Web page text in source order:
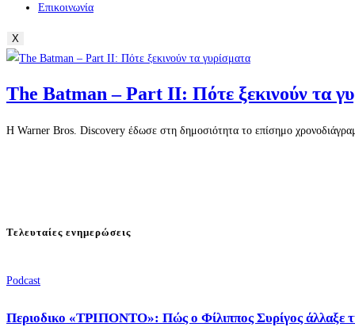
Επικοινωνία
X
The Batman – Part II: Πότε ξεκινούν τα
Η Warner Bros. Discovery έδωσε στη δημοσιότητα το επίσημο
Τελευταίες ενημερώσεις
Podcast
Περιοδικο «ΤΡΙΠΟΝΤΟ»: Πώς ο Φίλιππος Συρίγος άλλαξε